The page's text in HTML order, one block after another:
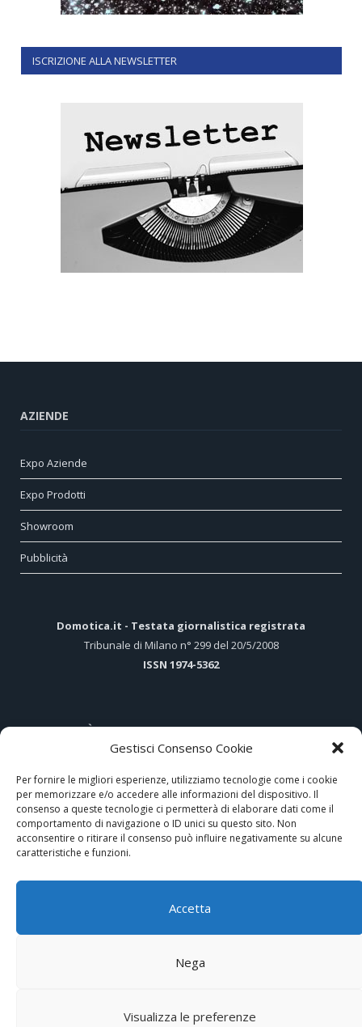
Gestisci Consenso Cookie
Per fornire le migliori esperienze, utilizziamo tecnologie come i cookie
per memorizzare e/o accedere alle informazioni del dispositivo. Il
consenso a queste tecnologie ci permetterà di elaborare dati come il
comportamento di navigazione o ID unici su questo sito. Non
acconsentire o ritirare il consenso può influire negativamente su alcune
caratteristiche e funzioni.
Accetta
Nega
Visualizza le preferenze
ISCRIZIONE ALLA NEWSLETTER
AZIENDE
Expo Aziende
Expo Prodotti
Showroom
Pubblicità
Domotica.it - Testata giornalistica registrata
Tribunale di Milano n° 299 del 20/5/2008
ISSN 1974-5362
ARTICOLI PIÙ LETTI
Hi-Tech e tradizione nel cuore di Assisi
Comunicatore telefonico GSM/GPRS 473-29X di DAITEM, la
sicurezza avanzata anche via MMS
Antifurto casa senza fili
Continua l’evoluzione in chiave hi-tech
Newsletter